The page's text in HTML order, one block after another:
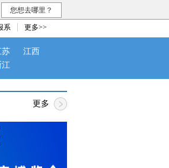
您想去哪里？
系 更多>>
苏
江西
江
更多